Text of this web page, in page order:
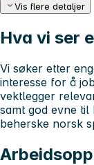
Vis flere detaljer
Hva vi ser
Vi søker etter
interesse for å
vektlegger
samt god evne til
beherske norsk